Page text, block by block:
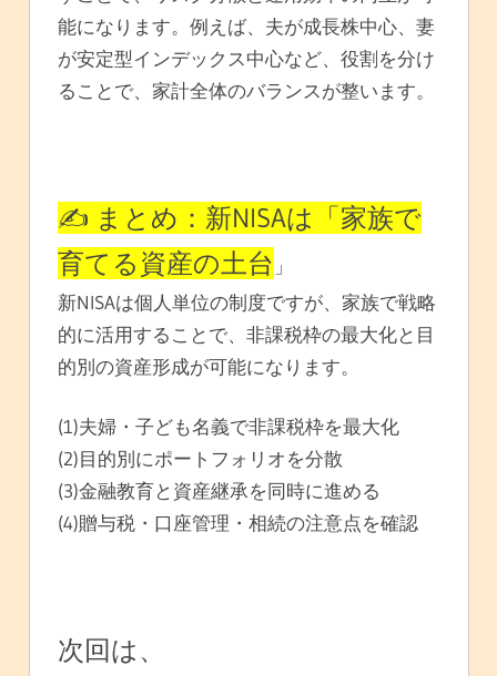
能になります。例えば、夫が成長株中心、妻
が安定型インデックス中心など、役割を分け
ることで、家計全体のバランスが整います。
✍️ まとめ：新NISAは「家族で
育てる資産の土台 」
新NISAは個人単位の制度ですが、家族で戦略
的に活用することで、非課税枠の最大化と目
的別の資産形成が可能になります。
(1)夫婦・子ども名義で非課税枠を最大化
(2)目的別にポートフォリオを分散
(3)金融教育と資産継承を同時に進める
(4)贈与税・口座管理・相続の注意点を確認
次回は、